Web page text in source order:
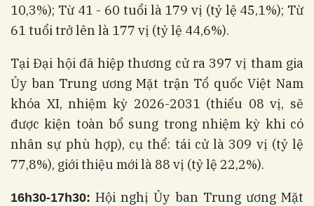
10,3%); Từ 41 - 60 tuổi là 179 vị (tỷ lệ 45,1%); Từ
61 tuổi trở lên là 177 vị (tỷ lệ 44,6%).
Tại Đại hội đã hiệp thương cử ra 397 vị tham gia
Ủy ban Trung ương Mặt trận Tổ quốc Việt Nam
khóa XI, nhiệm kỳ 2026-2031 (thiếu 08 vị, sẽ
được kiện toàn bổ sung trong nhiệm kỳ khi có
nhân sự phù hợp), cụ thể: tái cử là 309 vị (tỷ lệ
77,8%), giới thiệu mới là 88 vị (tỷ lệ 22,2%).
16h30-17h30: Hội nghị Ủy ban Trung ương Mặt